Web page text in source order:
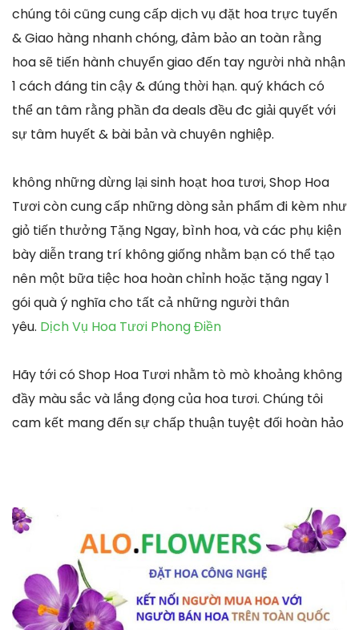
chúng tôi cũng cung cấp dịch vụ đặt hoa trực tuyến
& Giao hàng nhanh chóng, đảm bảo an toàn rằng
hoa sẽ tiến hành chuyển giao đến tay người nhà nhận
1 cách đáng tin cậy & đúng thời hạn. quý khách có
thể an tâm rằng phần đa deals đều đc giải quyết với
sự tâm huyết & bài bản và chuyên nghiệp.
không những dừng lại sinh hoạt hoa tươi, Shop Hoa
Tươi còn cung cấp những dòng sản phẩm đi kèm như
giỏ tiến thưởng Tặng Ngay, bình hoa, và các phụ kiện
bày diễn trang trí không giống nhằm bạn có thể tạo
nên một bữa tiệc hoa hoàn chỉnh hoặc tặng ngay 1
gói quà ý nghĩa cho tất cả những người thân
yêu. Dịch Vụ Hoa Tươi Phong Điền
Hãy tới có Shop Hoa Tươi nhằm tò mò khoảng không
đầy màu sắc và lắng đọng của hoa tươi. Chúng tôi
cam kết mang đến sự chấp thuận tuyệt đối hoàn hảo